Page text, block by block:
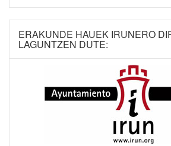
ERAKUNDE HAUEK IRUNERO
LAGUNTZEN DUTE: